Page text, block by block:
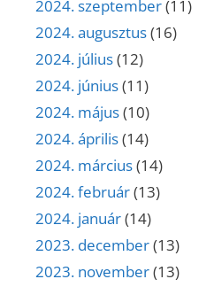
2024. szeptember(11)
2024. augusztus(16)
2024. július(12)
2024. június(11)
2024. május(10)
2024. április(14)
2024. március(14)
2024. február(13)
2024. január(14)
2023. december(13)
2023. november(13)